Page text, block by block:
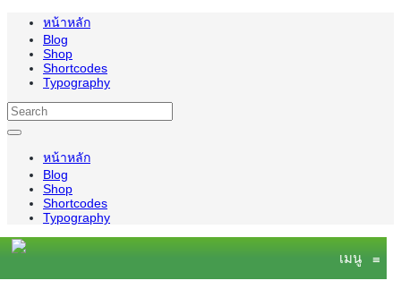
หน้าหลัก
Blog
Shop
Shortcodes
Typography
หน้าหลัก
Blog
Shop
Shortcodes
Typography
เมนู ≡